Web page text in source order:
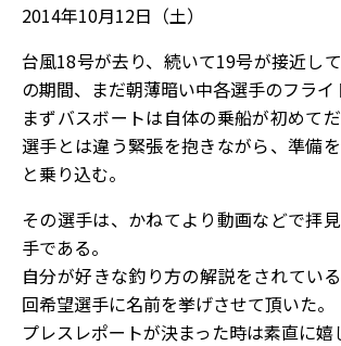
2014年10月12日（土）
台風18号が去り、続いて19号が接近し
の期間、まだ朝薄暗い中各選手のフライ
まずバスボートは自体の乗船が初めてだ
選手とは違う緊張を抱きながら、準備
と乗り込む。
その選手は、かねてより動画などで拝
手である。
自分が好きな釣り方の解説をされてい
回希望選手に名前を挙げさせて頂いた。
プレスレポートが決まった時は素直に嬉